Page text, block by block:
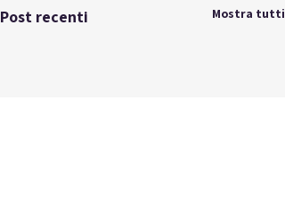
Post recenti Mostra tutti